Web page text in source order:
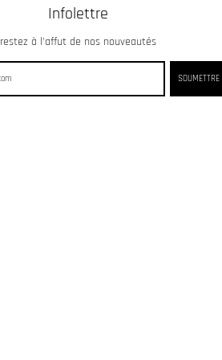
Infolettre
restez à l’affut de nos nouveautés
SOUMETTRE